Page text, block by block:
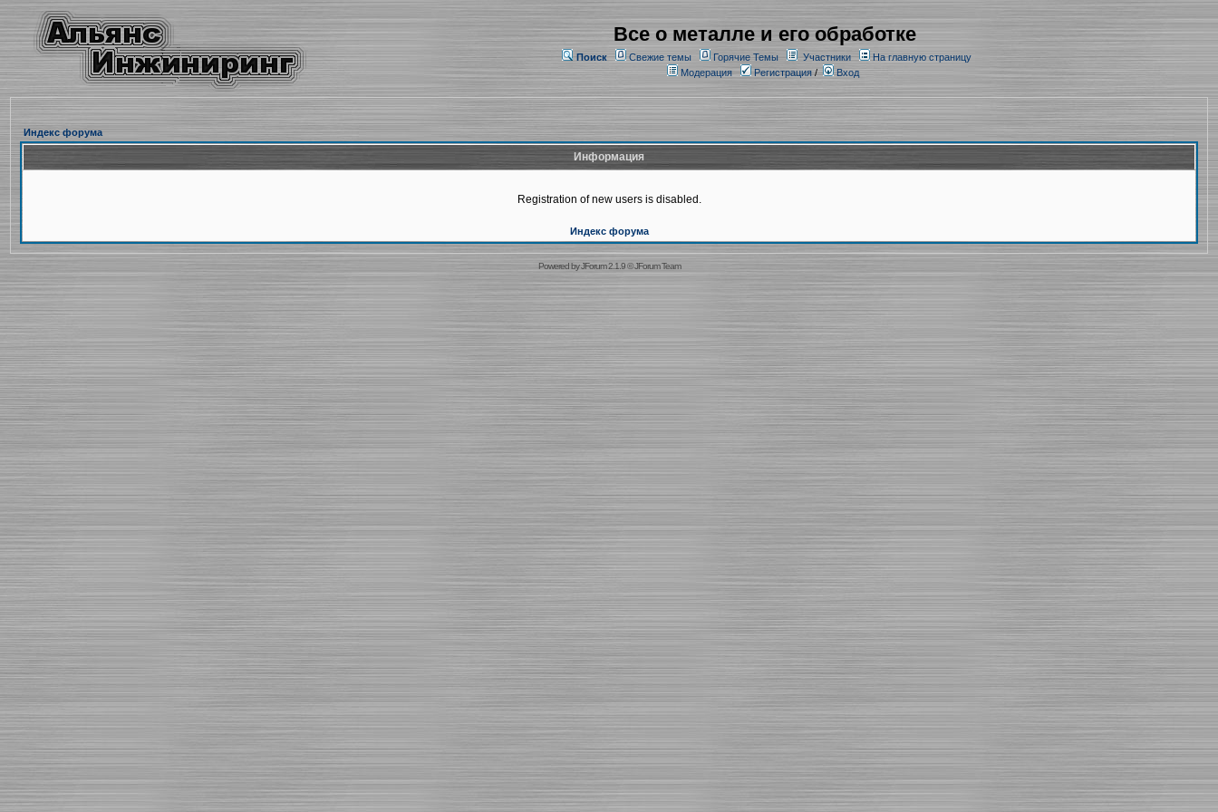
Все о металле и его обработке
Поиск Свежие темы Горячие Темы Участники
На главную страницу
Модерация
Регистрация/ Вход
Индекс форума
Информация
Registration of new users is disabled.
Индекс форума
Powered byJForum 2.1.9©JForum Team